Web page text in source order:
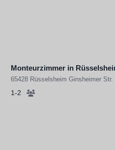
Monteurzimmer in
65428 Rüsselsheim Ginsheimer Str.
1-2